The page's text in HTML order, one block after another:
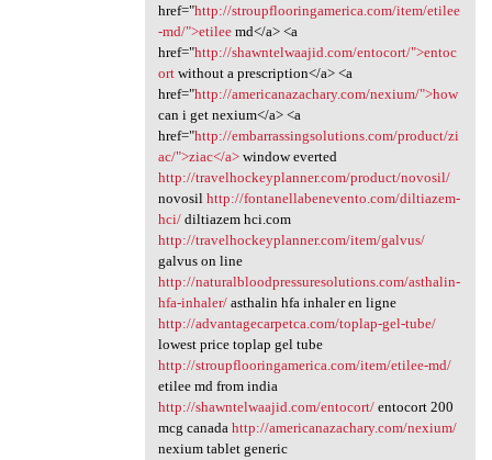
href="http://stroupflooringamerica.com/item/etilee
-md/">etileemd</a> <a
href="http://shawntelwaajid.com/entocort/">entoc
ortwithout a prescription</a> <a
href="http://americanazachary.com/nexium/">how
can i get nexium</a> <a
href="http://embarrassingsolutions.com/product/zi
ac/">ziac</a>window everted
http://travelhockeyplanner.com/product/novosil/
novosil http://fontanellabenevento.com/diltiazem-
hci/diltiazem hci.com
http://travelhockeyplanner.com/item/galvus/
galvus on line
http://naturalbloodpressuresolutions.com/asthalin-
hfa-inhaler/asthalin hfa inhaler en ligne
http://advantagecarpetca.com/toplap-gel-tube/
lowest price toplap gel tube
http://stroupflooringamerica.com/item/etilee-md/
etilee md from india
http://shawntelwaajid.com/entocort/entocort 200
mcg canada http://americanazachary.com/nexium/
nexium tablet generic